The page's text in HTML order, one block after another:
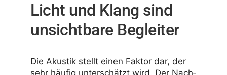
Licht und Klang sind
unsichtbare Begleiter
Die Akustik stellt einen Faktor dar, der